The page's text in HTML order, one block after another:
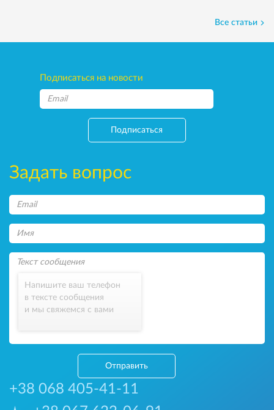
Все статьи
Подписаться на новости
Подписаться
Задать вопрос
Напишите ваш телефон
в тексте сообщения
и мы свяжемся с вами
Отправить
+38 068 405-41-11